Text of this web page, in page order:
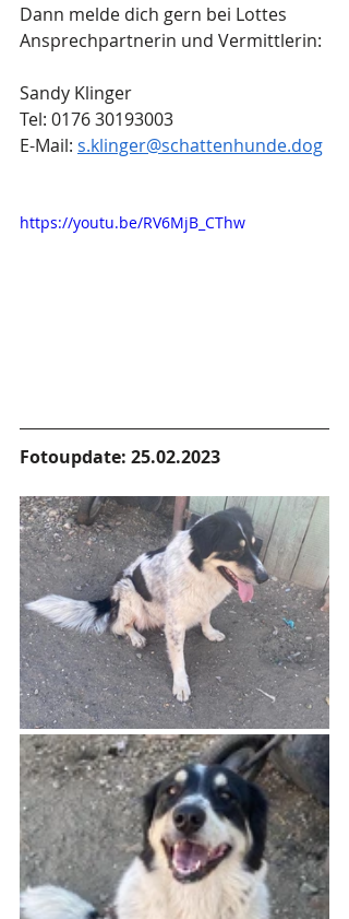
Dann melde dich gern bei Lottes
Ansprechpartnerin und Vermittlerin:
Sandy Klinger
Tel: 0176 30193003
E-Mail: s.klinger@schattenhunde.dog
https://youtu.be/RV6MjB_CThw
Fotoupdate: 25.02.2023